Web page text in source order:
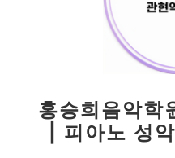
홍승희음악학
| 피아노 성